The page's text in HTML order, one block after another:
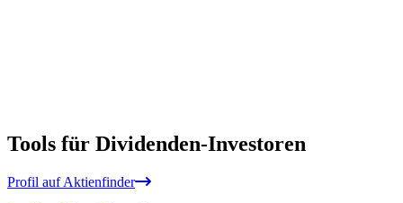
Tools für Dividenden-Investoren
Profil auf Aktienfinder